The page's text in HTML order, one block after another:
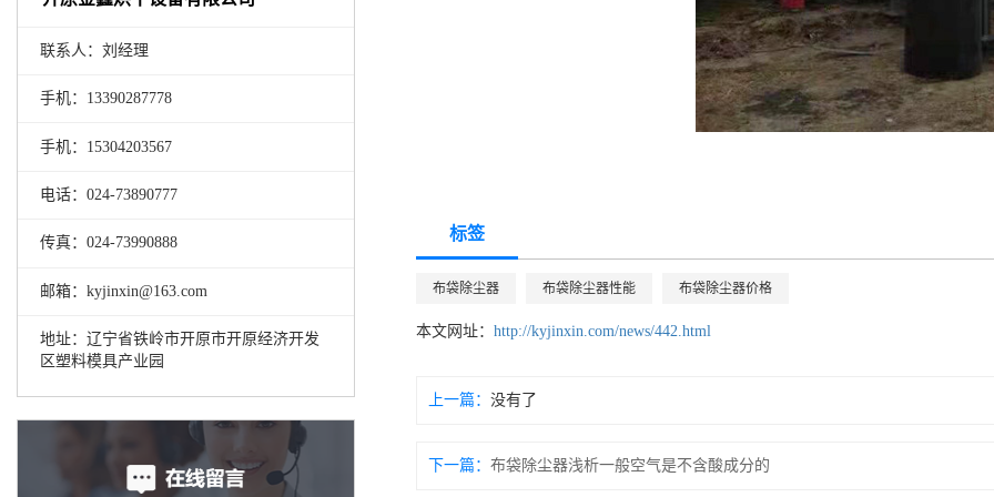
联系人：刘经理
手机：13390287778
手机：15304203567
电话：024-73890777
传真：024-73990888
邮箱：kyjinxin@163.com
地址：辽宁省铁岭市开原市开原经济开发
区塑料模具产业园
标签
布袋除尘器 布袋除尘器性能 布袋除尘器价格
本文网址： http://kyjinxin.com/news/442.html
上一篇： 没有了
下一篇： 布袋除尘器浅析一般空气是不含酸成分的